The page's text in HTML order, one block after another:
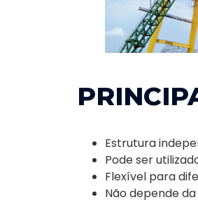
Estrutura
Pode ser
Flexível para
Não depende